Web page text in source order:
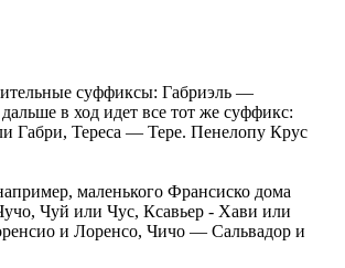
суффиксы: Габриэль —
в ход идет все тот же суффикс:
Габри, Тереса — Тере. Пенелопу Крус
маленького Франсиско дома
Чуй или Чус, Ксавьер - Хави или
и Лоренсо, Чичо — Сальвадор и